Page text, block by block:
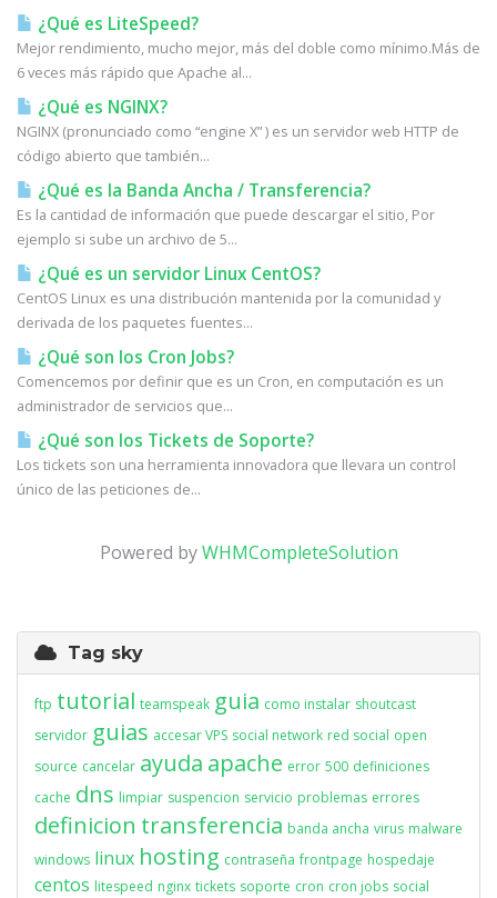
¿Qué es LiteSpeed?
Mejor rendimiento, mucho mejor, más del doble como mínimo.Más de
6 veces más rápido que Apache al...
¿Qué es NGINX?
NGINX (pronunciado como “engine X” ) es un servidor web HTTP de
código abierto que también...
¿Qué es la Banda Ancha / Transferencia?
Es la cantidad de información que puede descargar el sitio, Por
ejemplo si sube un archivo de 5...
¿Qué es un servidor Linux CentOS?
CentOS Linux es una distribución mantenida por la comunidad y
derivada de los paquetes fuentes...
¿Qué son los Cron Jobs?
Comencemos por definir que es un Cron, en computación es un
administrador de servicios que...
¿Qué son los Tickets de Soporte?
Los tickets son una herramienta innovadora que llevara un control
único de las peticiones de...
Powered byWHMCompleteSolution
Tag sky
ftp tutorial teamspeak guia como instalar shoutcast
servidor guias accesar VPS social network red social open
source cancelar ayuda apache error 500 definiciones
cache dns limpiar suspencion servicio problemas errores
definicion transferencia banda ancha virus malware
windows linux hosting contraseña frontpage hospedaje
centos litespeed nginx tickets soporte cron cron jobs social